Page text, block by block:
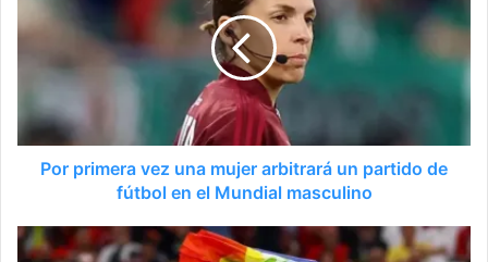
Por primera vez una mujer arbitrará un partido de
fútbol en el Mundial masculino